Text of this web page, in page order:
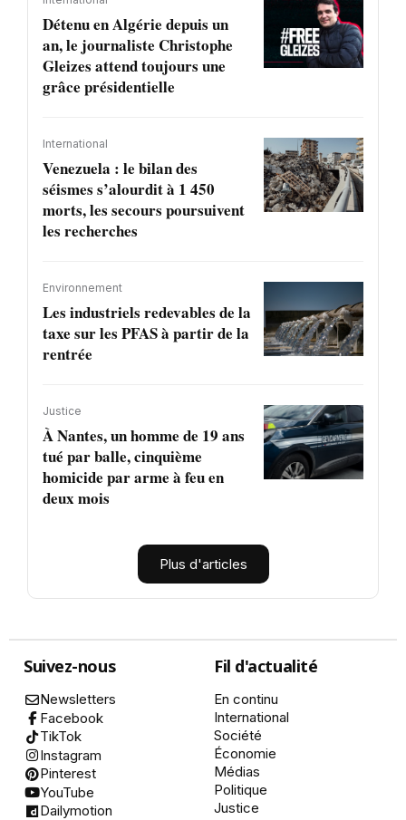
Détenu en Algérie depuis un
an, le journaliste Christophe
Gleizes attend toujours une
grâce présidentielle
International
Venezuela : le bilan des
séismes s’alourdit à 1 450
morts, les secours poursuivent
les recherches
Environnement
Les industriels redevables de la
taxe sur les PFAS à partir de la
rentrée
Justice
À Nantes, un homme de 19 ans
tué par balle, cinquième
homicide par arme à feu en
deux mois
Plus d'articles
Suivez-nous
Newsletters
Facebook
TikTok
Instagram
Pinterest
YouTube
Dailymotion
Fil d'actualité
En continu
International
Société
Économie
Médias
Politique
Justice